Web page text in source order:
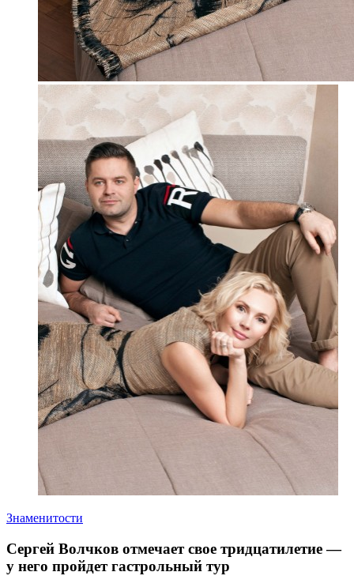
Знаменитости
Сергей Волчков отмечает свое тридцатилетие —
у него пройдет гастрольный тур